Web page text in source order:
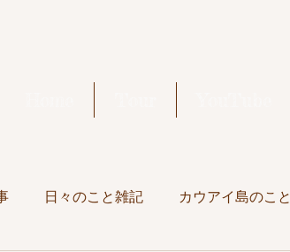
日々のこと雑記 カウアイ島のこと